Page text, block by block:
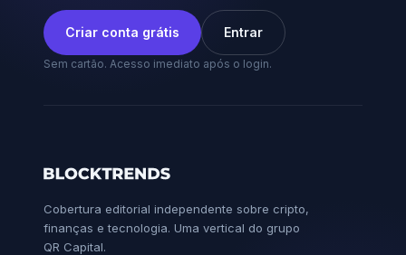
Criar conta grátis Entrar
Sem cartão. Acesso imediato após o login.
Cobertura editorial independente sobre cripto,
finanças e tecnologia. Uma vertical do grupo
QR Capital.